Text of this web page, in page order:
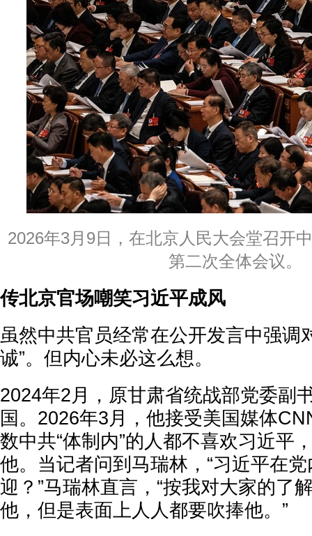
2026年3月9日，在北京人民大会堂召开
第二次全体会议。
传北京官场嘲笑习近平成风
虽然中共官员经常在公开发言中强调
诚”。但内心未必这么想。
2024年2月，原甘肃省统战部党委副
国。2026年3月，他接受美国媒体
数中共“体制内”的人都不喜欢习近平
他。当记者问到马瑞林，“习近平在
迎？”马瑞林直言，“按我对大家的了
他，但是表面上人人都要吹捧他。”